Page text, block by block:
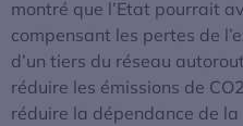
montré que l’Etat pourrait
compensant les pertes de
d’un tiers du réseau
réduire les émissions de
réduire la dépendance de